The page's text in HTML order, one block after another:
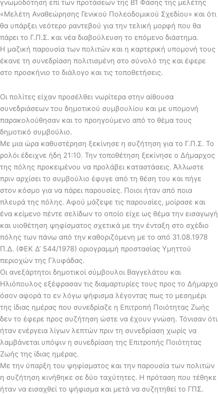
γνωμοδότηση επί των προτάσεων της Β1 Φάσης της μελέτης
«Μελέτη Αναθεώρησης Γενικού Πολεοδομικού Σχεδίου» και ότι
θα υπάρξει νεότερο ραντεβού για την τελική μορφή που θα
πάρει το Γ.Π.Σ. και νέα διαβούλευση το επόμενο διάστημα.
Η μαζική παρουσία των πολιτών και η καρτερική υπομονή τους
έκανε τη συνεδρίαση πολιτισμένη στο σύνολό της και έφερε
στο προσκήνιο το διάλογο και τις τοποθετήσεις.
Οι πολίτες είχαν προσέλθει νωρίτερα στην αίθουσα
συνεδριάσεων του δημοτικού συμβουλίου και με υπομονή
παρακολούθησαν και το προηγούμενο από το θέμα τους
δημοτικό συμβούλιο.
Με μια ώρα καθυστέρηση ξεκίνησε η συζήτηση για το Γ.Π.Σ. Το
ρολόι έδειχνε ήδη 21:10. Την τοποθέτηση ξεκίνησε ο Δήμαρχος
της πόλης προκειμένου να προλάβει καταστάσεις. Άλλωστε
πριν αρχίσει το συμβούλιο έφυγε από τη θέση του και πήγε
στον κόσμο για να πάρει παρουσίες. Ποιοι ήταν από ποια
πλευρά της πόλης. Αφού μάζεψε τις παρουσίες, μοίρασε και
ένα κείμενο πέντε σελίδων το οποίο είχε ως θέμα την εισαγωγή
και υιοθέτηση ψηφίσματος σχετικά με την ένταξη στο σχέδιο
πόλης των πάνω από την καθοριζόμενη με το από 31.08.1978
Π.Δ. (ΦΕΚ Δ’ 544/1978) οριογραμμή προστασίας Υμηττού
περιοχών της Γλυφάδας.
Οι ανεξάρτητοι δημοτικοί σύμβουλοι Βαγγελάτου και
Ηλιόπουλος εξέφρασαν τις διαμαρτυρίες τους προς το Δήμαρχο
όσον αφορά το εν λόγω ψήφισμα λέγοντας πως το μεσημέρι
της ίδιας ημέρας που συνεδρίαζε η Επιτροπή Ποιότητας Ζωής
δεν το έφερε προς συζήτηση ώστε να έχουν γνώση. Τόνισαν ότι
ήταν ενέργεια λίγων λεπτών πριν τη συνεδρίαση χωρίς να
λαμβάνεται υπόψιν η συνεδρίαση της Επιτροπής Ποιότητας
Ζωής της ίδιας ημέρας.
Με την ύπαρξη του ψηφίσματος και την παρουσία των πολιτών
η συζήτηση κινήθηκε σε δύο ταχύτητες. Η πρόταση που τέθηκε
ήταν να εισαχθεί το ψήφισμα και μετά να συζητηθεί το ΓΠΣ.